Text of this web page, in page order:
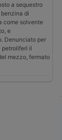
a sequestro
di
come solvente
e
Denunciato per
petroliferi il
mezzo, fermato
Il ministero
Trasporti
Paroli all’Asp di
Genova e